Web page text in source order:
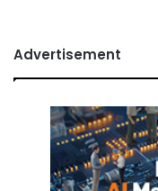
Advertisement